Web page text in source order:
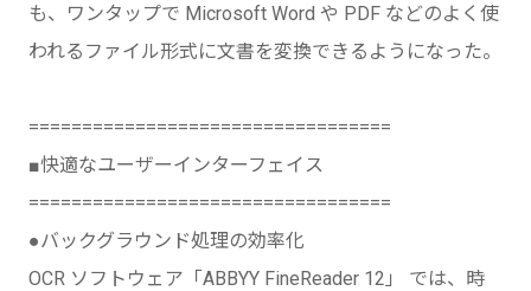
も、ワンタップで Microsoft Word や PDF などのよく使
われるファイル形式に文書を変換できるようになった。
==================================
■快適なユーザーインターフェイス
==================================
●バックグラウンド処理の効率化
OCR ソフトウェア「ABBYY FineReader 12」 では、時